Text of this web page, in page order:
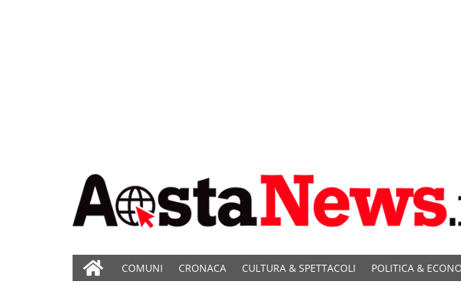
COMUNI CRONACA CULTURA & SPETTACOLI POLITICA &